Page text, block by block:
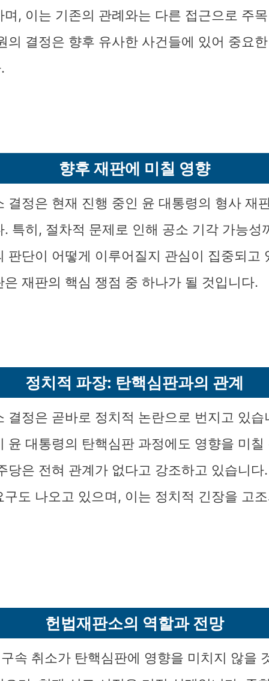
며, 이는 기존의 관례와는 다른 접근으로 주
의 결정은 향후 유사한 사건들에 있어 중요
향후 재판에 미칠 영향
결정은 현재 진행 중인 윤 대통령의 형사 재
. 특히, 절차적 문제로 인해 공소 기각 가능성
판단이 어떻게 이루어질지 관심이 집중되고
재판의 핵심 쟁점 중 하나가 될 것입니다.
정치적 파장: 탄핵심판과의 관계
결정은 곧바로 정치적 논란으로 번지고 있습
윤 대통령의 탄핵심판 과정에도 영향을 미칠
당은 전혀 관계가 없다고 강조하고 있습니다
구도 나오고 있으며, 이는 정치적 긴장을 고
헌법재판소의 역할과 전망
속 취소가 탄핵심판에 영향을 미치지 않을